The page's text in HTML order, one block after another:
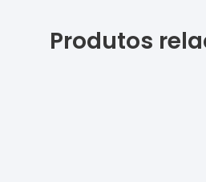
Produtos